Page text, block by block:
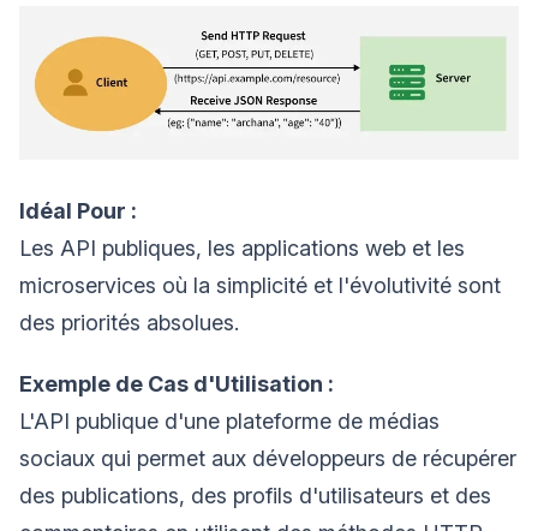
Idéal Pour :
Les API publiques, les applications web et les
microservices où la simplicité et l'évolutivité sont
des priorités absolues.
Exemple de Cas d'Utilisation :
L'API publique d'une plateforme de médias
sociaux qui permet aux développeurs de récupérer
des publications, des profils d'utilisateurs et des